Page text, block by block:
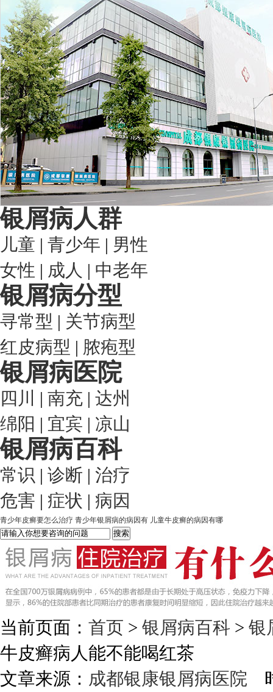
银屑病人群
儿童 | 青少年 | 男性
女性 | 成人 | 中老年
银屑病分型
寻常型 | 关节病型
红皮病型 | 脓疱型
银屑病医院
四川 | 南充 | 达州
绵阳 | 宜宾 | 凉山
银屑病百科
常识 | 诊断 | 治疗
危害 | 症状 | 病因
青少年皮癣要怎么治疗 青少年银屑病的病因有 儿童牛皮癣的病因有哪
当前页面： 首页 > 银屑病百科 > 银
牛皮癣病人能不能喝红茶
文章来源： 成都银康银屑病医院